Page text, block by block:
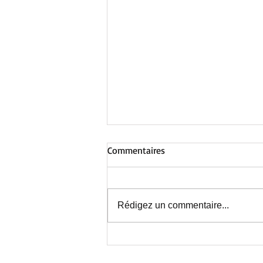
Commentaires
Rédigez un commentaire...